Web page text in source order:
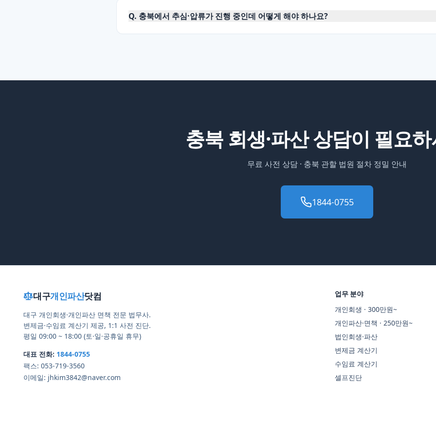
Q. 충북에서 추심·압류가 진행 중인데 어떻게 해야 하나요?
충북회생·파산 상담이 필요
무료 사전 상담 · 충북 관할 법원 절차 정밀 안내
1844-0755
대구개인파산닷컴
대구 개인회생·개인파산 면책 전문 법무사.
변제금·수임료 계산기 제공, 1:1 사전 진단.
평일 09:00 ~ 18:00 (토·일·공휴일 휴무)
대표 전화: 1844-0755
팩스: 053-719-3560
이메일: jhkim3842@naver.com
업무 분야
개인회생 · 300만원~
개인파산·면책 · 250만원~
법인회생·파산
변제금 계산기
수임료 계산기
셀프진단